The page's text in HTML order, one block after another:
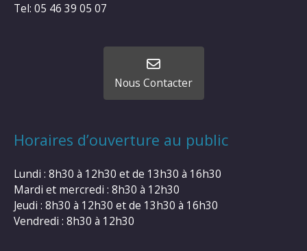
Tel: 05 46 39 05 07
Nous Contacter
Horaires d’ouverture au public
Lundi : 8h30 à 12h30 et de 13h30 à 16h30
Mardi et mercredi : 8h30 à 12h30
Jeudi : 8h30 à 12h30 et de 13h30 à 16h30
Vendredi : 8h30 à 12h30